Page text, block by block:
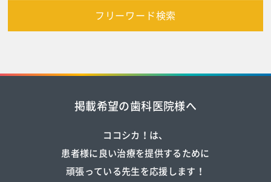
フリーワード検索
掲載希望の歯科医院様へ
ココシカ！は、
患者様に良い治療を提供するために
頑張っている先生を応援します！